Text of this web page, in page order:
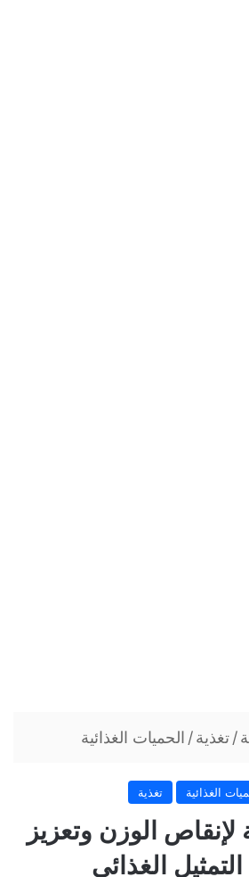
/ تغذية / الحميات الغذائية
الغذائية تغذية
الوزن وتعزيز
الغذائي